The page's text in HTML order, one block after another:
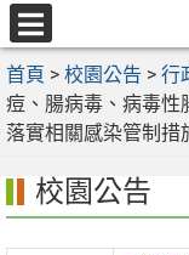
跳
至
主
要
內
選
單
首頁 > 校園公告 > 行
痘、腸病毒、病毒性
落實相關感染管制措
校園公告